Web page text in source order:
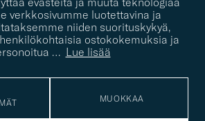
verkkosivumme luotettavina ja
niiden suorituskykyä,
ostokokemuksia ja
… Lue lisää
MUOKKAA
tyylisi löytämiseen? Me autamme sinua